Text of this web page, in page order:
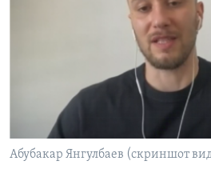
Языки
Абубакар Янгулбаев (скриншот